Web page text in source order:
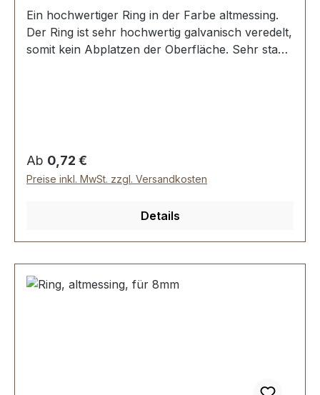
Ein hochwertiger Ring in der Farbe altmessing.
Der Ring ist sehr hochwertig galvanisch veredelt,
somit kein Abplatzen der Oberfläche. Sehr stabil,
Regulärer Preis:
Ab 0,72 €
Preise inkl. MwSt. zzgl. Versandkosten
Details